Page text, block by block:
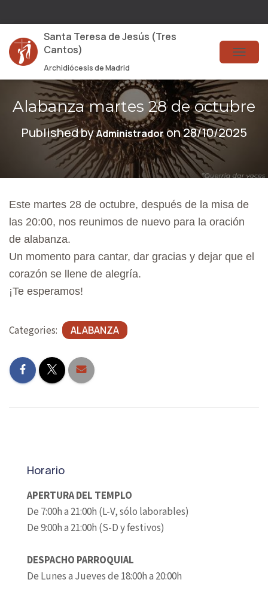
Santa Teresa de Jesús (Tres
Cantos)
Archidiócesis de Madrid
T
O
G
L
N
A
V
G
Alabanza martes 28 de octubre
Published byAdministradoron28/10/2025
Este martes 28 de octubre, después de la misa de
las 20:00, nos reunimos de nuevo para la oración
de alabanza.
Un momento para cantar, dar gracias y dejar que el
corazón se llene de alegría.
¡Te esperamos!
Categories: ALABANZA
Horario
APERTURA DEL TEMPLO
De 7:00h a 21:00h (L-V, sólo laborables)
De 9:00h a 21:00h (S-D y festivos)
DESPACHO PARROQUIAL
De Lunes a Jueves de 18:00h a 20:00h